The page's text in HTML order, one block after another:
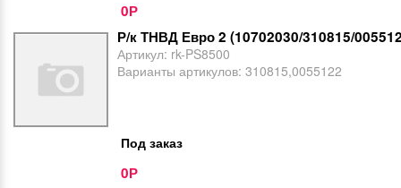
0Р
Р/к ТНВД Евро 2 (10702030/310815/
Артикул: rk-PS8500
Варианты артикулов: 310815,0055122
Под заказ
0Р